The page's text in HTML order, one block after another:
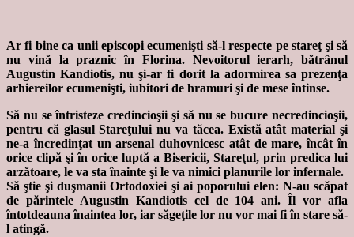
Ar fi bine ca unii episcopi ecumenişti să-l respecte pe stareţ şi să
nu vină la praznic în Florina. Nevoitorul ierarh, bătrânul
Augustin Kandiotis, nu şi-ar fi dorit la adormirea sa prezenţa
arhiereilor ecumenişti, iubitori de hramuri şi de mese întinse.
Să nu se întristeze credincioşii şi să nu se bucure necredincioşii,
pentru că glasul Stareţului nu va tăcea. Există atât material şi
ne-a încredinţat un arsenal duhovnicesc atât de mare, încât în
orice clipă şi în orice luptă a Bisericii, Stareţul, prin predica lui
arzătoare, le va sta înainte şi le va nimici planurile lor infernale.
Să ştie şi duşmanii Ortodoxiei şi ai poporului elen: N-au scăpat
de părintele Augustin Kandiotis cel de 104 ani. Îl vor afla
întotdeauna înaintea lor, iar săgeţile lor nu vor mai fi în stare să-
l atingă.